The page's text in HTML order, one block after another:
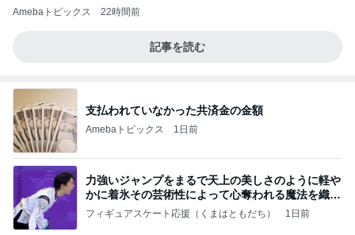
Amebaトピックス 22時間前
記事を読む
支払われていなかった共済金の金額
Amebaトピックス 1日前
力強いジャンプをまるで天上の美しさのように軽や
かに着氷その芸術性によって心奪われる魔法を織り
なす
フィギュアスケート応援（くまはともだち） 1日前